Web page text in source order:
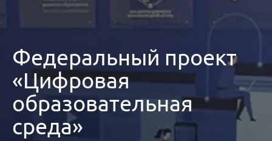
Федеральный проект
«Цифровая
образовательная
среда»